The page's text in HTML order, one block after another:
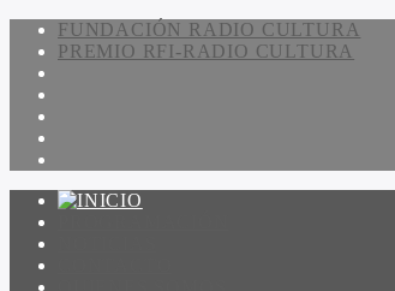
FUNDACIÓN RADIO CULTURA
PREMIO RFI-RADIO CULTURA